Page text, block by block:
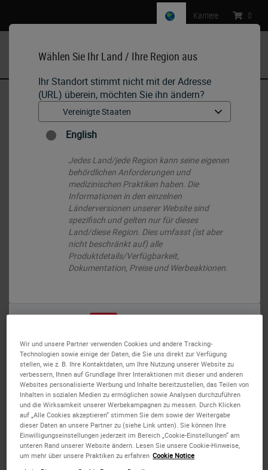
Wählen Sie Ihr Land / Ihre Region aus
Ihr Standort stimmt nicht mit der Adresse
(URL) überein, möchten Sie ihn ändern?
English
Jedes Land/jede Region kann seine eigenen
behördlichen Anforderungen und
medizinischen Praktiken haben. Die
Informationen in den einzelnen
Länderversionen unserer Website sind
spezifisch und gelten nur für dieses
Land/diese Region. Dies umfasst (ist aber
nicht beschränkt auf) alle
Produktdetails/Verfügbarkeit,
Dokumentation, Preise und Werbeaktionen.
Karriere : 0
IHC & ISH • ISH Probes - Molecular Pathology
•
RUO - BCL6 Break (3q27)
BCL6 (3q27) Break probe hybridized to patient material (1RG1R1G). Image
kindly provided by Prof. Siebert, Kiel.
Wir und unsere Partner verwenden Cookies und andere Tracking-
Technologien sowie einige der Daten, die Sie uns direkt zur Verfügung
stellen, wie z. B. Ihre Kontaktdaten, um Ihre Nutzung unserer Website zu
verbessern, Ihnen auf Grundlage Ihrer Interaktionen mit dieser und anderen
Websites personalisierte Werbung und Inhalte bereitzustellen, das Teilen von
Inhalten in sozialen Medien zu ermöglichen sowie Analysen durchzuführen
und die Wirksamkeit unserer Werbekampagnen zu messen. Durch Klicken
auf „Alle Cookies akzeptieren“ stimmen Sie dem sowie der Weitergabe
dieser Daten an unsere Partner zu (siehe Link unten). Sie können Ihre
Einwilligungseinstellungen jederzeit im Bereich „Cookie-Einstellungen“ am
unteren Rand unserer Website ändern. Lesen Sie unsere Cookie-Hinweise,
um mehr über unsere Praktiken zu erfahren Cookie Notice